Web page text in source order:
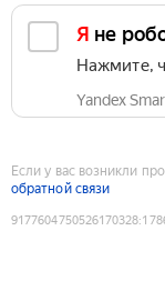
Я не
Нажмите,
Yandex
Если у вас возникли
обратной связи
9177604750526170328: